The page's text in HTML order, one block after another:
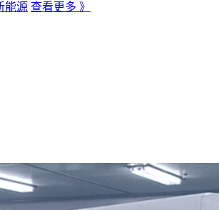
能源 查看更多 》